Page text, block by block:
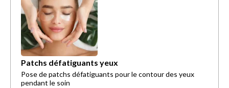
Patchs défatiguants yeux
Pose de patchs défatiguants pour le contour des yeux
pendant le soin